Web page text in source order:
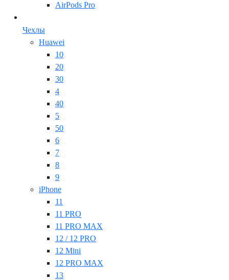
AirPods Pro
Чехлы
Huawei
10
20
30
4
40
5
50
6
7
8
9
iPhone
11
11 PRO
11 PRO MAX
12 / 12 PRO
12 Mini
12 PRO MAX
13